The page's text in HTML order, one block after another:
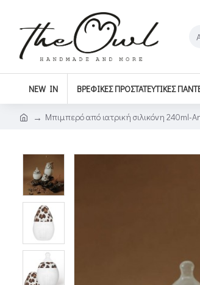
NEW IN ΒΡΕΦΙΚΈΣ ΠΡΟΣΤΑΤΕΥΤΙΚΈΣ
Μπιμπερό από ιατρική σιλικόνη 240ml-